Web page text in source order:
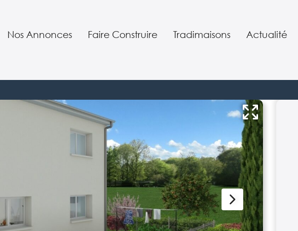
Nos Annonces
Nos maisons neuves
Faire Construire
Nos conseils
Votre projet en 7 étapes
Maison Positivix
Investir
RE 2020 : la nouvelle règlementation environnementale
Tradimaisons
Nos services
Nos garanties
Notre équipe
Parrainage
Nos agences
Offre d’emploi
Actualité